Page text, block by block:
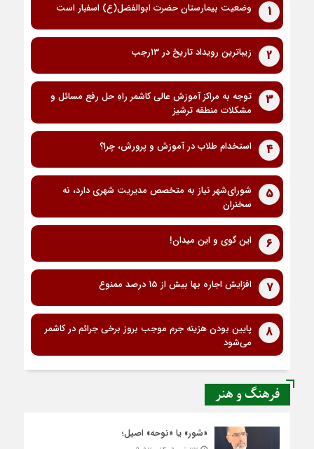
1 وضعیت بیمارستان حضرت ابوالفضل(ع) اسفبار است
2 زیباترین رویداد تاریخ در ۱۳رجب
3
توجه به مراکز آموزش عالی کاشمر راهِ حل رفع مسائل و
مشکلات منطقه ترشیز
4 استخدام طلاب در آموزش و پرورش، چرا؟
5
شورای‌شهر نیاز به متخصص مدیریت شهری دارد، نه
سخنران
6 این گوی و این میدان!
7 افزایش اجاره بها بیش از 15 درصد ممنوع
8
پایین بودن هزینه جرم موجب بروز برخی جرائم در کاشمر
می‌شود
فرهنگ و هنر
«شور» یا «نوحه» اصیل؛